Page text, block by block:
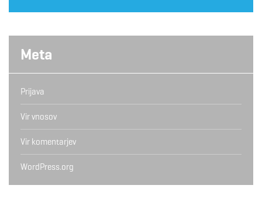
Meta
Prijava
Vir vnosov
Vir komentarjev
WordPress.org